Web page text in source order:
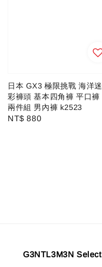
日本 GX3 極限挑戰 海洋迷
彩褲頭 基本四角褲 平口褲
兩件組 男內褲 k2523
Regular
NT$ 880
G3NTL3M3N Select